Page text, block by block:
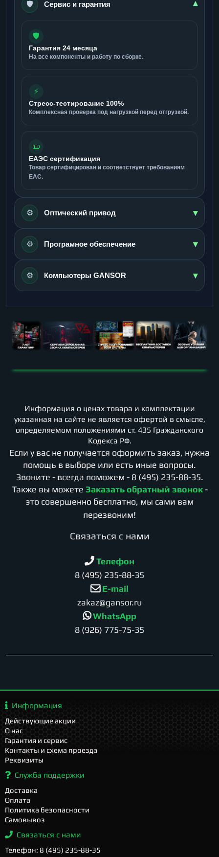
🛡️ Сервис и гарантия ▾
🛡️
Гарантия 24 месяца
На все компоненты и работу по сборке.
⚡
Стресс-тестирование 100%
Комплексная проверка под нагрузкой перед отгрузкой.
📜
ЕАЭС сертификация
Товар сертифицирован и соответствует требованиям
ЕАС.
⚙️ Оптический привод ▾
⚙️ Програмное обеспечение ▾
⚙️ Компьютеры GANSOR ▾
Информация о ценах товара и комплектации
указанная на сайте не является офертой в смысле,
определяемом положениями ст. 435 Гражданского
Кодекса РФ.
Если у вас не получается оформить заказ, нужна
помощь в выборе или есть иные вопросы.
Звоните - всегда поможем - 8 (495) 235-88-35.
Также вы можете Заказать обратный звонок -
это совершенно бесплатно, мы сами вам
перезвоним!
Cвязаться с нами
Телефон
8 (495) 235-88-35
E-mail
zakaz@gansor.ru
WhatsApp
8 (926) 775-75-35
Информация
Действующие акции
О нас
Гарантия и сервис
Контакты и схема проезда
Реквизиты
Служба поддержки
Доставка
Оплата
Политика безопасности
Самовывоз
Связаться с нами
Телефон: 8 (495) 235-88-35